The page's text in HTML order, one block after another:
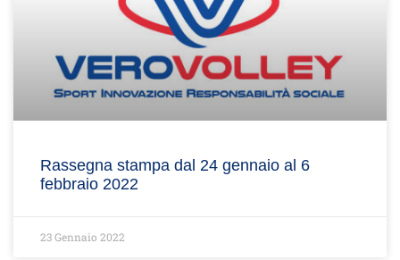
Rassegna stampa dal 24 gennaio al 6
febbraio 2022
23 Gennaio 2022